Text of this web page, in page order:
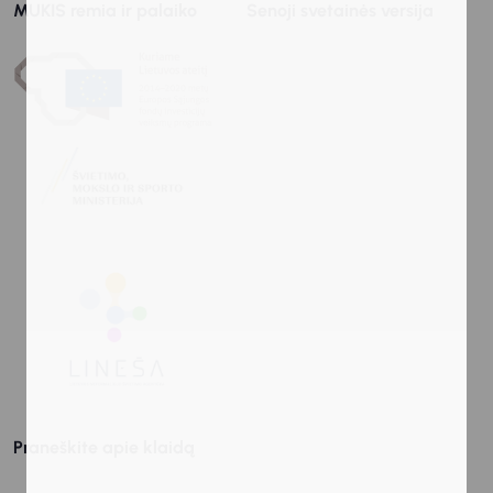
MUKIS remia ir palaiko
Praneškite apie klaidą